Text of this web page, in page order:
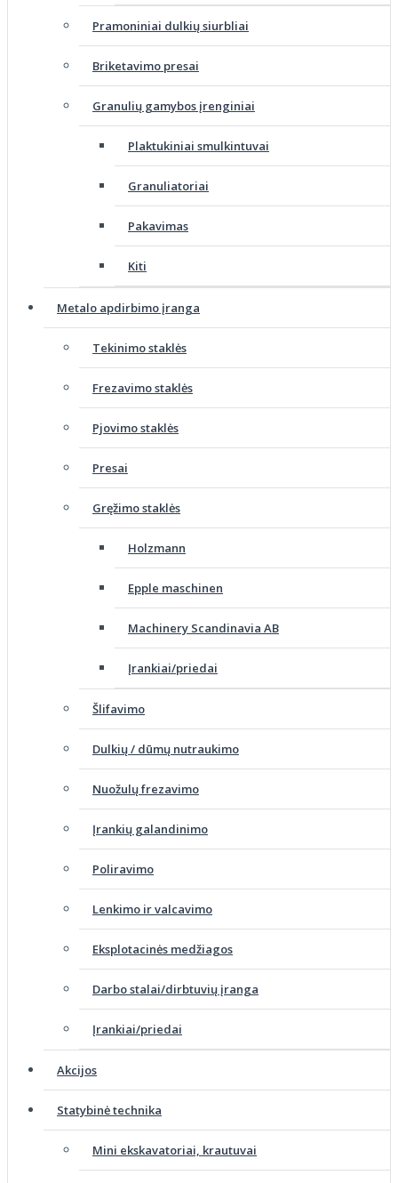
Pramoniniai dulkių siurbliai
Briketavimo presai
Granulių gamybos įrenginiai
Plaktukiniai smulkintuvai
Granuliatoriai
Pakavimas
Kiti
Metalo apdirbimo įranga
Tekinimo staklės
Frezavimo staklės
Pjovimo staklės
Presai
Gręžimo staklės
Holzmann
Epple maschinen
Machinery Scandinavia AB
Įrankiai/priedai
Šlifavimo
Dulkių / dūmų nutraukimo
Nuožulų frezavimo
Įrankių galandinimo
Poliravimo
Lenkimo ir valcavimo
Eksplotacinės medžiagos
Darbo stalai/dirbtuvių įranga
Įrankiai/priedai
Akcijos
Statybinė technika
Mini ekskavatoriai, krautuvai